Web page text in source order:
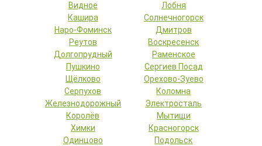
Видное
Лобня
Кашира
Солнечногорск
Наро-Фоминск
Дмитров
Реутов
Воскресенск
Долгопрудный
Раменское
Пушкино
Сергиев Посад
Щёлково
Орехово-Зуево
Серпухов
Коломна
Железнодорожный
Электросталь
Королёв
Мытищи
Химки
Красногорск
Одинцово
Подольск